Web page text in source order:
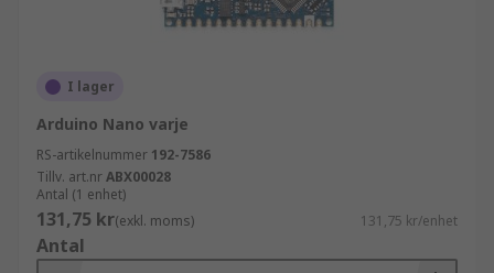
I lager
Arduino Nano varje
RS-artikelnummer 192-7586
Tillv. art.nrABX00028
Antal (1 enhet)
131,75 kr(exkl. moms) 131,75 kr/enhet
Antal